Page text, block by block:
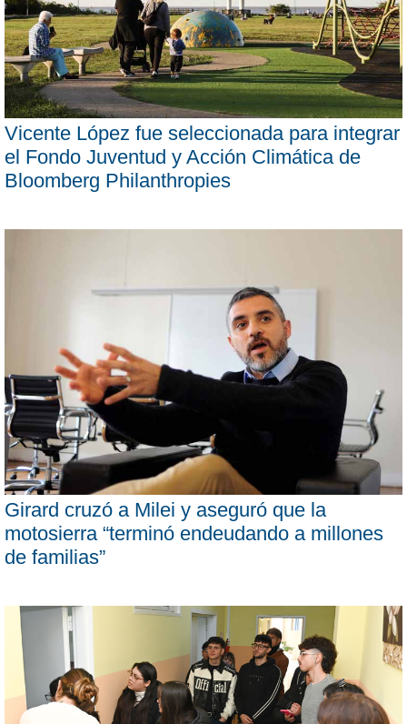
Vicente López fue seleccionada para integrar
el Fondo Juventud y Acción Climática de
Bloomberg Philanthropies
Girard cruzó a Milei y aseguró que la
motosierra “terminó endeudando a millones
de familias”